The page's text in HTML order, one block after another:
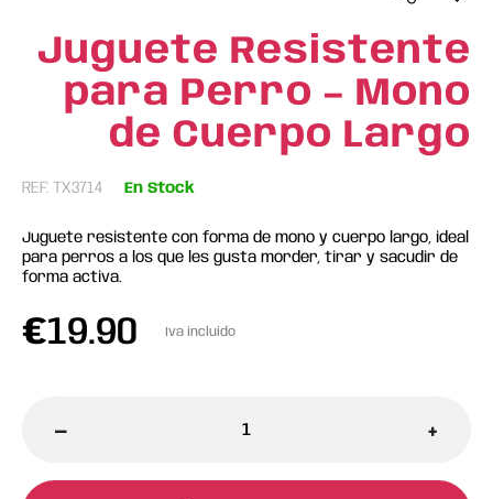
Juguete Resistente
para Perro – Mono
de Cuerpo Largo
REF: TX3714 En Stock
Juguete resistente con forma de mono y cuerpo largo, ideal
para perros a los que les gusta morder, tirar y sacudir de
forma activa.
€19.90 Iva incluido
- +